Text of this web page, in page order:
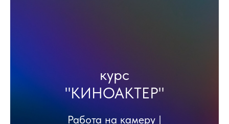
курс
"КИНОАКТЕР"
Работа на ка|